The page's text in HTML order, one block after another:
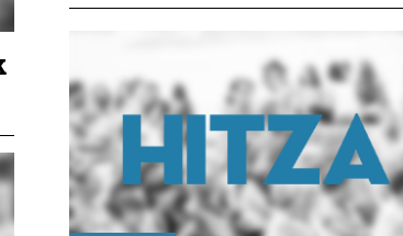
dendak Aholkularitza